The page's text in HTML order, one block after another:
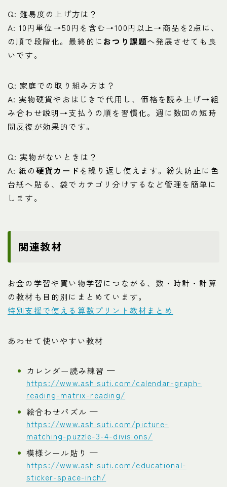
Q: 難易度の上げ方は？
A: 10円単位→50円を含む→100円以上→商品を2点に、
の順で段階化。最終的に おつり課題へ発展させても良
いです。
Q: 家庭での取り組み方は？
A: 実物硬貨やおはじきで代用し、価格を読み上げ→組
み合わせ説明→支払うの順を習慣化。週に数回の短時
間反復が効果的です。
Q: 実物がないときは？
A: 紙の硬貨カードを繰り返し使えます。紛失防止に色
台紙へ貼る、袋でカテゴリ分けするなど管理を簡単に
します。
関連教材
お金の学習や買い物学習につながる、数・時計・計算
の教材も目的別にまとめています。
特別支援で使える算数プリント教材まとめ
あわせて使いやすい教材
カレンダー読み練習 —
https://www.ashisuti.com/calendar-graph-
reading-matrix-reading/
絵合わせパズル —
https://www.ashisuti.com/picture-
matching-puzzle-3-4-divisions/
模様シール貼り —
https://www.ashisuti.com/educational-
sticker-space-inch/